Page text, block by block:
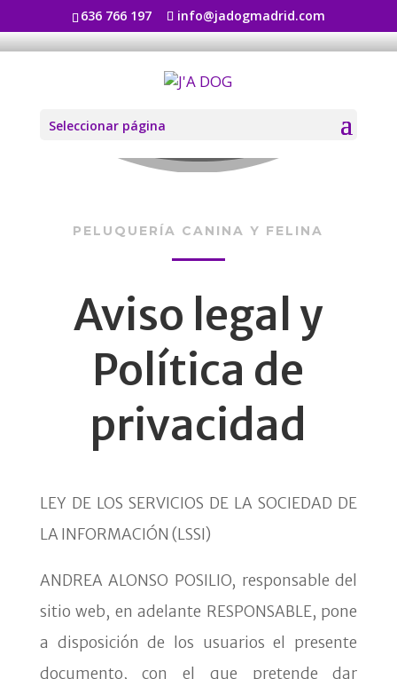
636 766 197 info@jadogmadrid.com
Seleccionar página
Aviso legal
PELUQUERÍA CANINA Y FELINA
Aviso legal y
Política de
privacidad
LEY DE LOS SERVICIOS DE LA SOCIEDAD DE
LA INFORMACIÓN (LSSI)
ANDREA ALONSO POSILIO, responsable del
sitio web, en adelante RESPONSABLE, pone
a disposición de los usuarios el presente
documento, con el que pretende dar